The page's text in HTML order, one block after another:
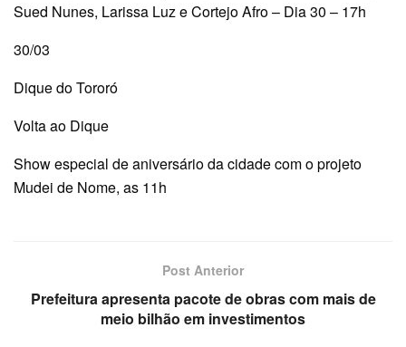
Sued Nunes, Larissa Luz e Cortejo Afro – Dia 30 – 17h
30/03
Dique do Tororó
Volta ao Dique
Show especial de aniversário da cidade com o projeto
Mudei de Nome, as 11h
Post Anterior
Prefeitura apresenta pacote de obras com mais de
meio bilhão em investimentos